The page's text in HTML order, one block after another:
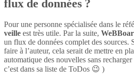
flux de données ?
Pour une personne spécialisée dans le
veille est très utile. Par la suite,
un flux de données complet des sources.
faire à l’auteur, cela serait de mettre en
automatique des nouvelles sans
c’est dans sa liste de ToDos 😉 )